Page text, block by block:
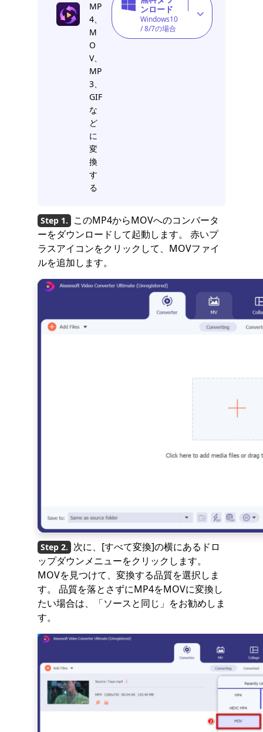
MP
4、
M
O
V、
MP
3、
GIF
な
ど
に
変
換
す
る
ンロード
Windows10
/ 8/7の場合
このMP4からMOVへのコンバータ
ーをダウンロードして起動します。 赤いプ
ラスアイコンをクリックして、MOVファイ
ルを追加します。
次に、[すべて変換]の横にあるドロ
ップダウンメニューをクリックします。
MOVを見つけて、変換する品質を選択しま
す。 品質を落とさずにMP4をMOVに変換し
たい場合は、「ソースと同じ」をお勧めしま
す。